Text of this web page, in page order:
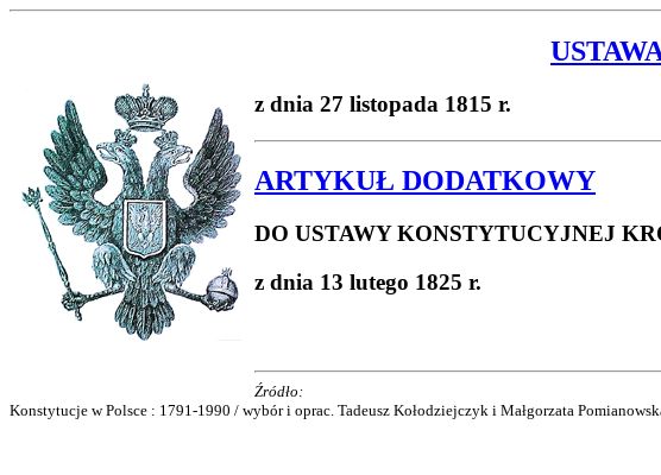
z dnia 27 listopada 1815 r.
ARTYKUŁ DODATKOWY
DO USTAWY KONSTYTUCYJNEJ
z dnia 13 lutego 1825 r.
Źródło:
Konstytucje w Polsce : 1791-1990 / wybór i oprac. Tadeusz Kołodziejczyk i Małgorzata